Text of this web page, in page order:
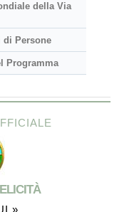
della Via
Persone
Programma